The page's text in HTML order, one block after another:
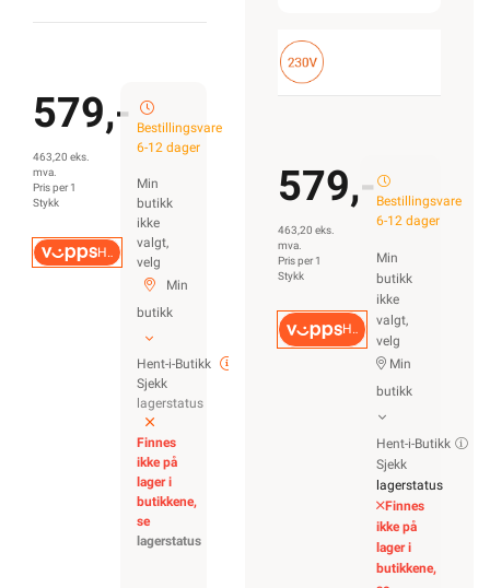
579,-
463,20 eks.
mva.
Pris per 1
Stykk
Hurtigkasse
Bestillingsvare
6-12 dager
Min
butikk
ikke
valgt,
velg
Min
butikk
Hent-i-Butikk
Sjekk
lagerstatus
Finnes
ikke på
lager i
butikkene,
se
lagerstatus
579,-
463,20 eks.
mva.
Pris per 1
Stykk
Hurtigkasse
Bestillingsvare
6-12 dager
Min
butikk
ikke
valgt,
velg
Min
butikk
Hent-i-Butikk
Sjekk
lagerstatus
Finnes
ikke på
lager i
butikkene,